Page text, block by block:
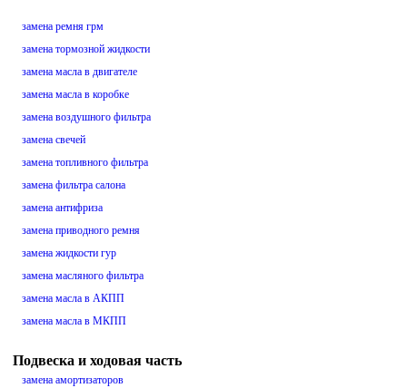
замена ремня грм
замена тормозной жидкости
замена масла в двигателе
замена масла в коробке
замена воздушного фильтра
замена свечей
замена топливного фильтра
замена фильтра салона
замена антифриза
замена приводного ремня
замена жидкости гур
замена масляного фильтра
замена масла в АКПП
замена масла в МКПП
Подвеска и ходовая часть
замена амортизаторов